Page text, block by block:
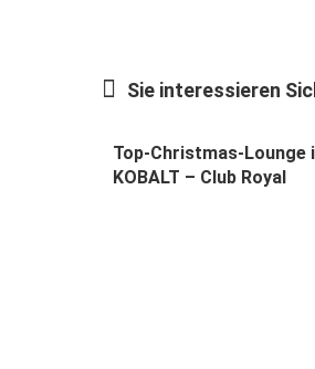
Sie interessieren
Top-Christmas-Lounge
KOBALT – Club Royal